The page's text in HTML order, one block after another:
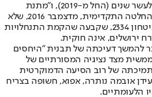
חבילת הסיוע הביטחוני לישראל לעשר שנים (החל מ-2019), ו"מתנת
פרידה" כואבת במיוחד בדמות ההחלטה התקדימית, מדצמבר 2016, שלא
להטיל וטו על החלטת מועצת הביטחון 2334, שקבעה שהקמת התנחלויות
ירושלים, אינה חוקית.
להמשך דעיכתה של תבנית "היחסים
מצד נציגיה המסורתיים של
של רוב הסיעה הדמוקרטית
אובמה נותרה, אפוא, חשופה בצריח
הלעומתיים.